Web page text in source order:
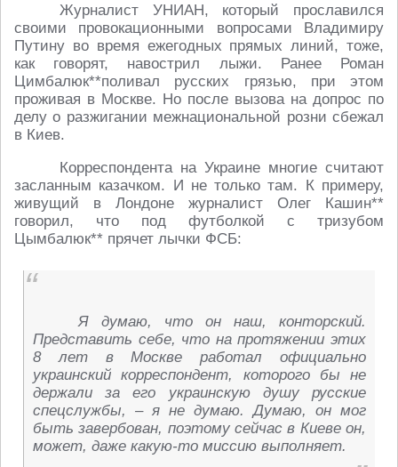
Журналист УНИАН, который прославился
своими провокационными вопросами Владимиру
Путину во время ежегодных прямых линий, тоже,
как говорят, навострил лыжи. Ранее Роман
Цимбалюк**поливал русских грязью, при этом
проживая в Москве. Но после вызова на допрос по
делу о разжигании межнациональной розни сбежал
в Киев.
Корреспондента на Украине многие считают
засланным казачком. И не только там. К примеру,
живущий в Лондоне журналист Олег Кашин**
говорил, что под футболкой с тризубом
Цымбалюк** прячет лычки ФСБ:
Я думаю, что он наш, конторский.
Представить себе, что на протяжении этих
8 лет в Москве работал официально
украинский корреспондент, которого бы не
держали за его украинскую душу русские
спецслужбы, – я не думаю. Думаю, он мог
быть завербован, поэтому сейчас в Киеве он,
может, даже какую-то миссию выполняет.